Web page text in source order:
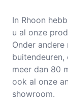
In Rhoon
u al onze
Onder
meer dan 80
ook al onze
showroom.